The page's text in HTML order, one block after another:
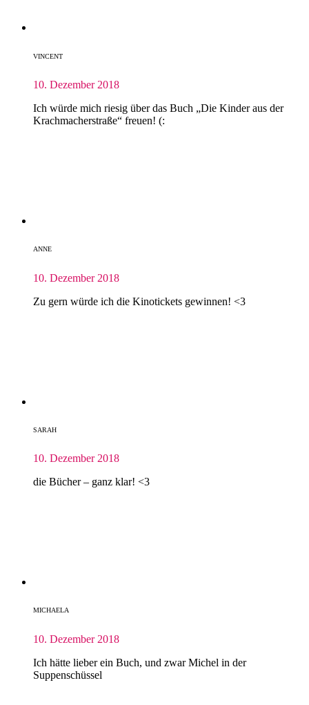
VINCENT
10. Dezember 2018
Ich würde mich riesig über das Buch „Die Kinder aus der
Krachmacherstraße“ freuen! (:
ANNE
10. Dezember 2018
Zu gern würde ich die Kinotickets gewinnen! <3
SARAH
10. Dezember 2018
die Bücher – ganz klar! <3
MICHAELA
10. Dezember 2018
Ich hätte lieber ein Buch, und zwar Michel in der
Suppenschüssel